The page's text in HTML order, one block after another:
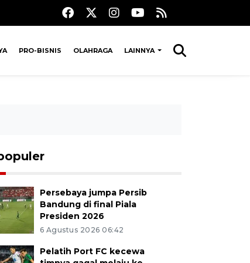
PRO-BISNIS OLAHRAGA LAINNYA
Persebaya jumpa Persib
Bandung di final Piala
Presiden 2026
6 Agustus 2026 06:42
Pelatih Port FC kecewa